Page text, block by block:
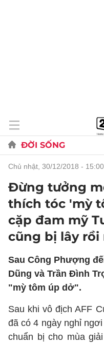
ĐỜI SỐNG
chủ nhật, 30/12/2018 - 15:00
Đừng tưởng
thích tóc 'mỳ
cặp đam mỹ
cũng bị lây rồi
Sau Công Phượng
Dũng và Trần Đình
"mỳ tôm úp dở".
Sau khi vô địch AFF
đã có 4 ngày nghỉ
chuẩn bị cho mùa